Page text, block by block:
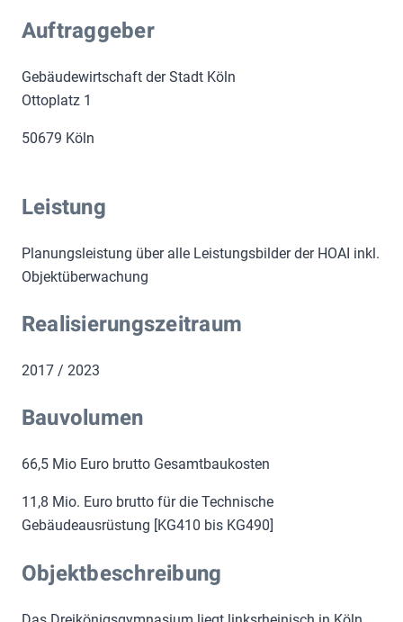
Auftraggeber
Gebäudewirtschaft der Stadt Köln
Ottoplatz 1
50679 Köln
Leistung
Planungsleistung über alle Leistungsbilder der HOAI inkl.
Objektüberwachung
Realisierungszeitraum
2017 / 2023
Bauvolumen
66,5 Mio Euro brutto Gesamtbaukosten
11,8 Mio. Euro brutto für die Technische
Gebäudeausrüstung [KG410 bis KG490]
Objektbeschreibung